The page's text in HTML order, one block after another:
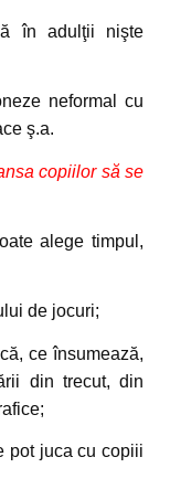
în adulţii nişte
neformal cu
ş.a.
copiilor să se
alege timpul,
de jocuri;
ce însumează,
din trecut, din
pot juca cu copiii